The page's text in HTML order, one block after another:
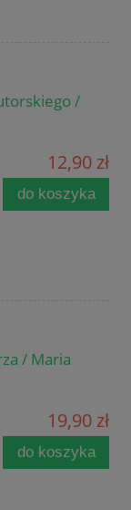
/
12,90 zł
do koszyka
/ Maria
19,90 zł
do koszyka